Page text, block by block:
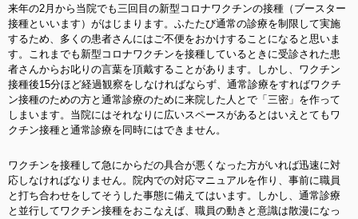
来年の2月から当院でも三回目の新型コロナワクチンの接種（ブースター
接種といいます）がはじまります。ふたたび通常の診療を制限して実施
するため、多くの患者さんにはご不便をおかけすることになると思いま
す。これまでも新型コロナワクチンを接種しているときに受診された患
者さんからお叱りの言葉を頂戴することがあります。しかし、ワクチン
接種後15分ほど経過観察をしなければならず、通常診療をすればワクチ
ン接種のための方と通常診療のために来院した人とで「三密」を作って
しまいます。当院にはそれなりに広いスペースがあるとはいえとてもワ
クチン接種と通常診療を同時にはできません。
ワクチンを接種して急にからだの具合が悪くなった方がいれば迅速に対
応しなければなりません。院内での対応マニュアルを作り、事前に職員
と打ち合わせをしてそうした事態に備えてはいます。しかし、通常診療
と並行してワクチン接種をおこなえば、職員の動きと意識は散漫になっ